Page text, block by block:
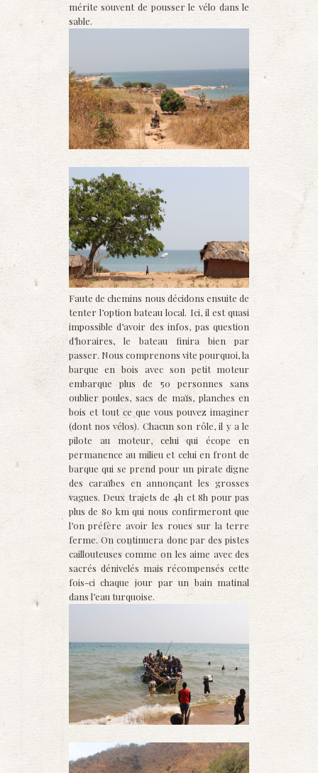
mérite souvent de pousser le vélo dans le
sable.
Faute de chemins nous décidons ensuite de
tenter l’option bateau local. Ici, il est quasi
impossible d’avoir des infos, pas question
d’horaires, le bateau finira bien par
passer. Nous comprenons vite pourquoi, la
barque en bois avec son petit moteur
embarque plus de 50 personnes sans
oublier poules, sacs de maïs, planches en
bois et tout ce que vous pouvez imaginer
(dont nos vélos). Chacun son rôle, il y a le
pilote au moteur, celui qui écope en
permanence au milieu et celui en front de
barque qui se prend pour un pirate digne
des caraïbes en annonçant les grosses
vagues. Deux trajets de 4h et 8h pour pas
plus de 80 km qui nous confirmeront que
l’on préfère avoir les roues sur la terre
ferme. On continuera donc par des pistes
caillouteuses comme on les aime avec des
sacrés dénivelés mais récompensés cette
fois-ci chaque jour par un bain matinal
dans l’eau turquoise.